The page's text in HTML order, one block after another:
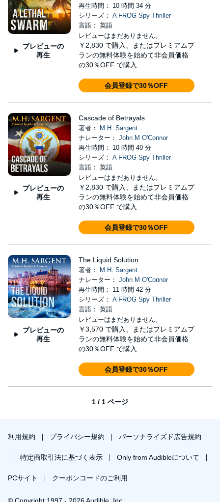
プレビューの
再生
再生時間： 10 時間 34 分
シリーズ： A FROG Spy Thriller
言語： 英語
レビューはまだありません。
￥2,830 で購入、またはプレミアムプ
ランの無料体験を始めて非会員価格
の30％OFF で購入
会員登録で30％OFF
プレビューの
再生
Cascade of Betrayals
著者：
M.H. Sargent
ナレーター： John M O'Connor
再生時間： 10 時間 49 分
シリーズ： A FROG Spy Thriller
言語： 英語
レビューはまだありません。
￥2,830 で購入、またはプレミアムプ
ランの無料体験を始めて非会員価格
の30％OFF で購入
会員登録で30％OFF
プレビューの
再生
The Liquid Solution
著者：
M.H. Sargent
ナレーター： John M O'Connor
再生時間： 11 時間 42 分
シリーズ： A FROG Spy Thriller
言語： 英語
レビューはまだありません。
￥3,570 で購入、またはプレミアムプ
ランの無料体験を始めて非会員価格
の30％OFF で購入
会員登録で30％OFF
1 / 1 ページ
利用規約 プライバシー規約 パーソナライズド広告規約
特定商取引法に基づく表示 Only from Audibleについて
PCサイト クーポンコードのご利用